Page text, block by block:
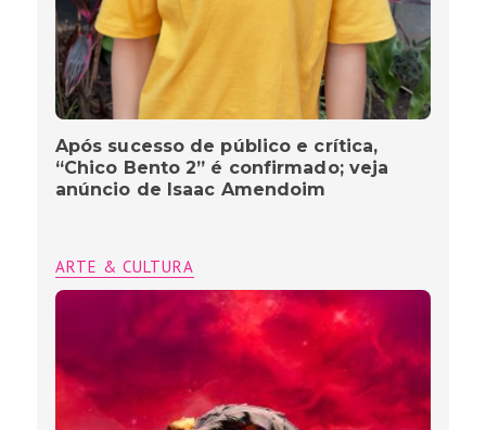
Após sucesso de público e crítica,
“Chico Bento 2” é confirmado; veja
anúncio de Isaac Amendoim
ARTE & CULTURA